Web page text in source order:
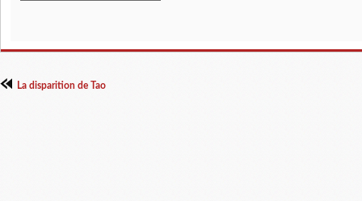
La disparition de Tao